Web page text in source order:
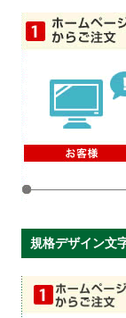
規格デザイン文